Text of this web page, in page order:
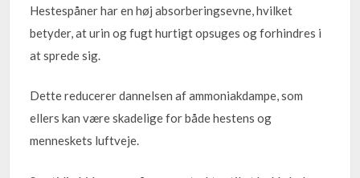
Hestespåner har en høj absorberingsevne, hvilket
betyder, at urin og fugt hurtigt opsuges og forhindres i
at sprede sig.
Dette reducerer dannelsen af ammoniakdampe, som
ellers kan være skadelige for både hestens og
menneskets luftveje.